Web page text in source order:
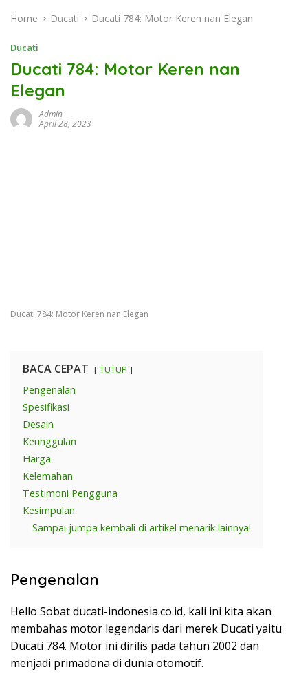
Home Ducati Ducati 784: Motor Keren nan Elegan
Ducati
Ducati 784: Motor Keren nan
Elegan
Admin
April 28, 2023
Ducati 784: Motor Keren nan Elegan
BACA CEPAT TUTUP
Pengenalan
Spesifikasi
Desain
Keunggulan
Harga
Kelemahan
Testimoni Pengguna
Kesimpulan
Sampai jumpa kembali di artikel menarik lainnya!
Pengenalan
Hello Sobat ducati-indonesia.co.id, kali ini kita akan
membahas motor legendaris dari merek Ducati yaitu
Ducati 784. Motor ini dirilis pada tahun 2002 dan
menjadi primadona di dunia otomotif.